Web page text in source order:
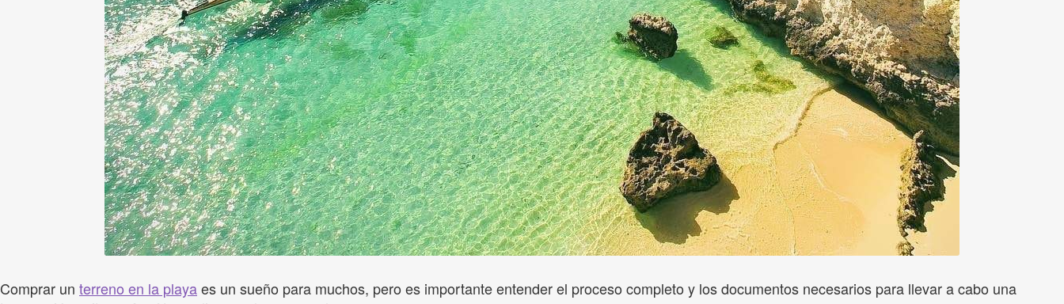
Comprar un terreno en la playaes un sueño para muchos, pero es importante entender el proceso completo y los documentos necesarios para llevar a cabo una